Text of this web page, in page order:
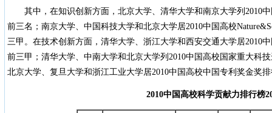
其中，在知识创新方面，北京大学、清华大学和南京大学列2010
前三名；南京大学、中国科技大学和北京大学居2010中国高校
三甲。在技术创新方面，清华大学、浙江大学和西安交通大学居2010
前三甲；清华大学、中南大学和北京大学列2010中国高校国家重大科
北京大学、复旦大学和浙江工业大学居2010中国高校中国专利奖金奖
2010中国高校科学贡献力排行榜